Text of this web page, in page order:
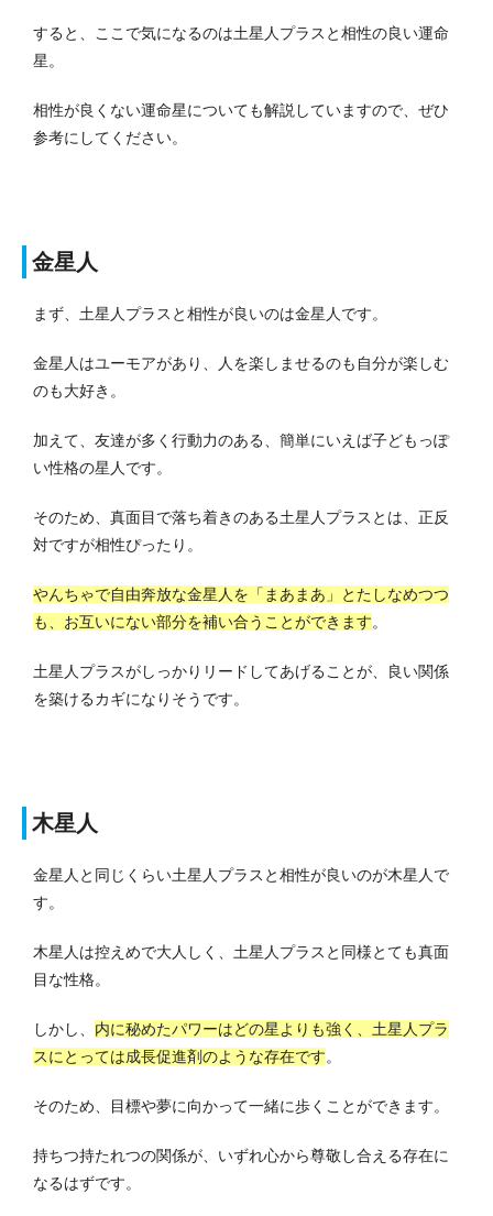
すると、ここで気になるのは土星人プラスと相性の良い運命
星。
相性が良くない運命星についても解説していますので、ぜひ
参考にしてください。
金星人
まず、土星人プラスと相性が良いのは金星人です。
金星人はユーモアがあり、人を楽しませるのも自分が楽しむ
のも大好き。
加えて、友達が多く行動力のある、簡単にいえば子どもっぽ
い性格の星人です。
そのため、真面目で落ち着きのある土星人プラスとは、正反
対ですが相性ぴったり。
やんちゃで自由奔放な金星人を「まあまあ」とたしなめつつ
も、お互いにない部分を補い合うことができます。
土星人プラスがしっかりリードしてあげることが、良い関係
を築けるカギになりそうです。
木星人
金星人と同じくらい土星人プラスと相性が良いのが木星人で
す。
木星人は控えめで大人しく、土星人プラスと同様とても真面
目な性格。
しかし、 内に秘めたパワーはどの星よりも強く、土星人プラ
スにとっては成長促進剤のような存在です。
そのため、目標や夢に向かって一緒に歩くことができます。
持ちつ持たれつの関係が、いずれ心から尊敬し合える存在に
なるはずです。